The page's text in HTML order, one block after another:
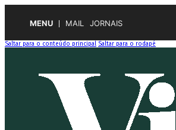
MENU MAIL JORNAIS
Saltar para o conteúdo principal Saltar para o rodapé